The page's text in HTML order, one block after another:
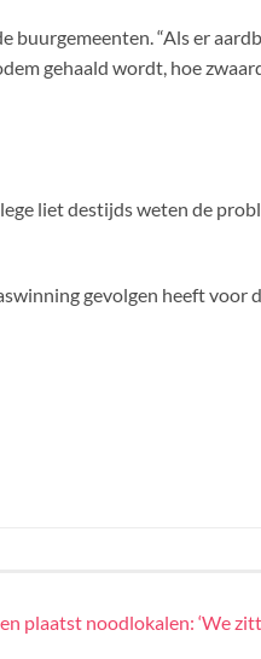
buurgemeenten. “Als er
gehaald wordt, hoe
liet destijds weten de
gevolgen heeft voor
plaatst noodlokalen: ‘We